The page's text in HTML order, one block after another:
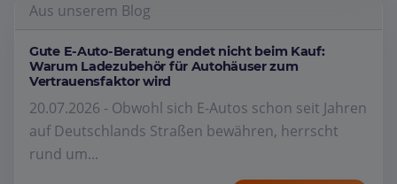
Aus unserem Blog
Gute E-Auto-Beratung endet nicht beim Kauf:
Warum Ladezubehör für Autohäuser zum
Vertrauensfaktor wird
20.07.2026 - Obwohl sich E-Autos schon seit Jahren
auf Deutschlands Straßen bewähren, herrscht
rund um...